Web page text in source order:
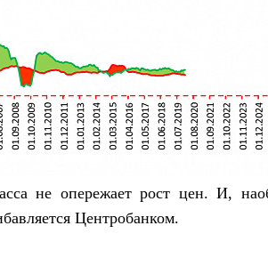
не опережает рост цен. И,
Центробанком.